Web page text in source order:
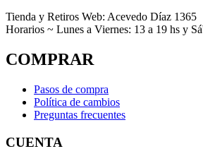
elegir
en
Tienda y Retiros Web: Acevedo Díaz 1365
Horarios ~ Lunes a Viernes: 13 a 19 hs y
COMPRAR
Pasos de compra
Política de cambios
Preguntas frecuentes
CUENTA